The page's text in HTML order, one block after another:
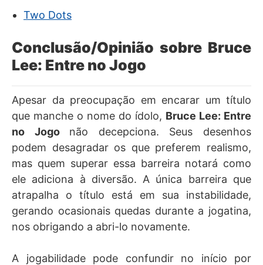
Two Dots
Conclusão/Opinião sobre Bruce
Lee: Entre no Jogo
Apesar da preocupação em encarar um título
que manche o nome do ídolo, Bruce Lee: Entre
no Jogo não decepciona. Seus desenhos
podem desagradar os que preferem realismo,
mas quem superar essa barreira notará como
ele adiciona à diversão. A única barreira que
atrapalha o título está em sua instabilidade,
gerando ocasionais quedas durante a jogatina,
nos obrigando a abri-lo novamente.
A jogabilidade pode confundir no início por